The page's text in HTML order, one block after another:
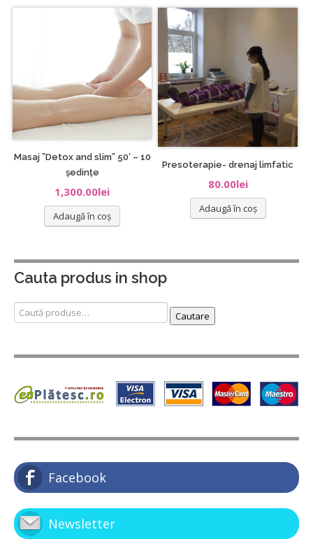
Masaj ”Detox and slim” 50′ – 10
ședințe
1,300.00lei
Adaugă în coș
Presoterapie- drenaj limfatic
80.00lei
Adaugă în coș
Cauta produs in shop
Caută
după:
Cautare
Facebook
Newsletter